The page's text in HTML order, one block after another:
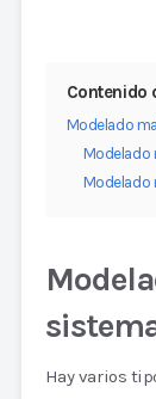
Contenido
Modelado
Modelado
Modelado
Hay varios